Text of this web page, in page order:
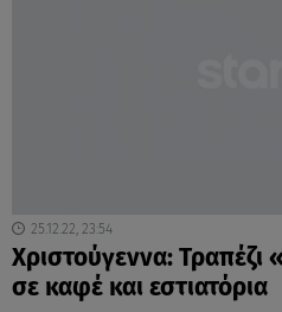
25.12.22, 23:54
Χριστούγεννα: Τραπέζι
σε καφέ και εστιατόρια